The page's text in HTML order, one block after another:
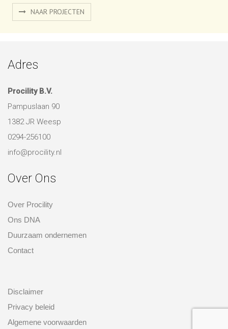
NAAR PROJECTEN
Adres
Procility B.V.
Pampuslaan 90
1382 JR Weesp
0294-256100
info@procility.nl
Over Ons
Over Procility
Ons DNA
Duurzaam ondernemen
Contact
Disclaimer
Privacy beleid
Algemene voorwaarden